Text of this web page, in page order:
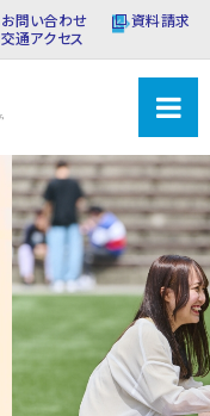
お問い合わせ
資料請求
交通アクセス